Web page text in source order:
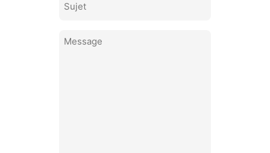
titre
titre